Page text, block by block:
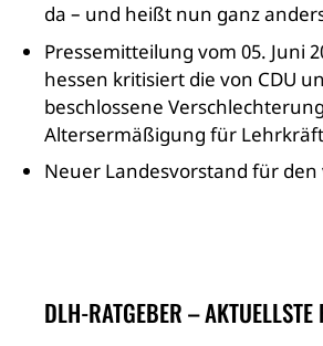
da – und heißt nun ganz
Pressemitteilung vom 05. Juni
hessen kritisiert die von CDU
beschlossene
Altersermäßigung für
Neuer Landesvorstand für den
DLH-RATGEBER – AKTUELLSTE